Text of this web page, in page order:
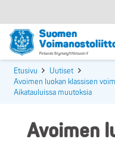
Etusivu
Uutiset
Avoimen luokan klassisen
Aikatauluissa muutoksia
Avoimen